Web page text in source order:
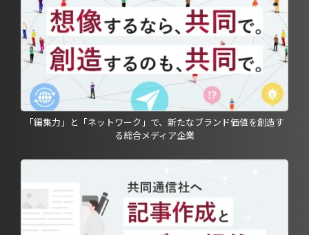
「編集力」と「ネットワーク」で、新たなブランド価値を創造す
る総合メディア企業